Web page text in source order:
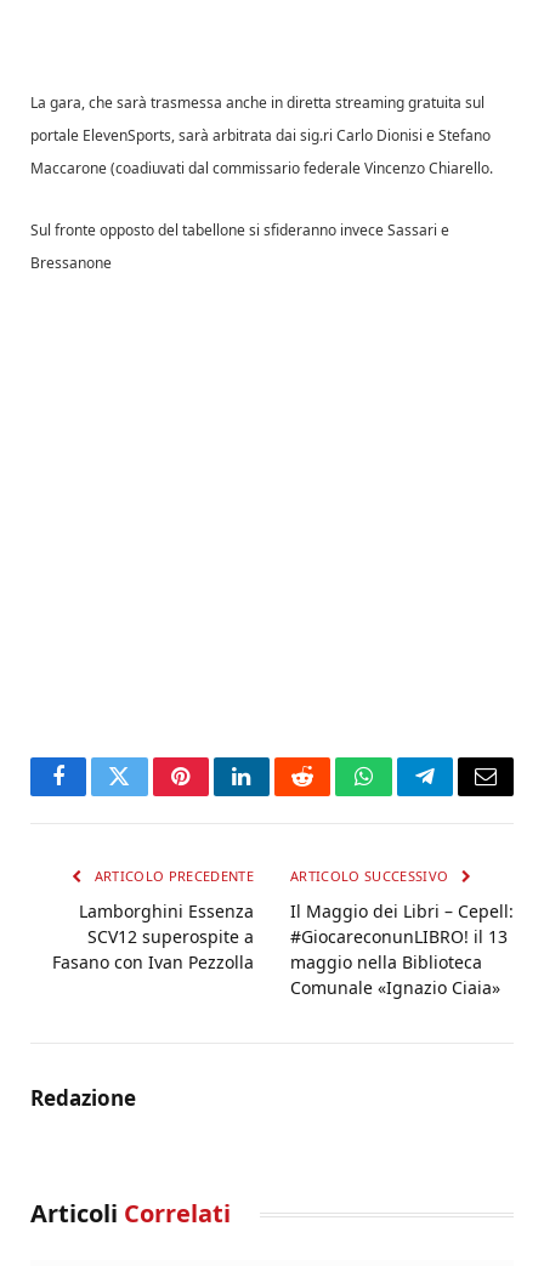
La gara, che sarà trasmessa anche in diretta streaming gratuita sul
portale ElevenSports, sarà arbitrata dai sig.ri Carlo Dionisi e Stefano
Maccarone (coadiuvati dal commissario federale Vincenzo Chiarello.
Sul fronte opposto del tabellone si sfideranno invece Sassari e
Bressanone
FacebookTwitterPinterestLinkedInRedditWhatsAppTelegramEmail
ARTICOLO PRECEDENTE
Lamborghini Essenza
SCV12 superospite a
Fasano con Ivan Pezzolla
ARTICOLO SUCCESSIVO
Il Maggio dei Libri – Cepell:
#GiocareconunLIBRO! il 13
maggio nella Biblioteca
Comunale «Ignazio Ciaia»
Redazione
Articoli Correlati